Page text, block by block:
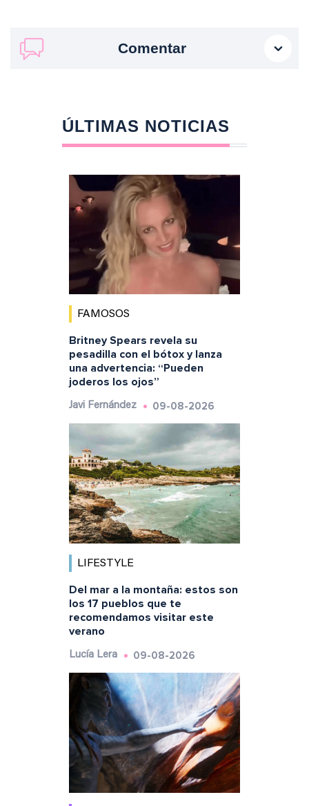
Comentar
ÚLTIMAS NOTICIAS
FAMOSOS
Britney Spears revela su
pesadilla con el bótox y lanza
una advertencia: “Pueden
joderos los ojos”
Javi Fernández 09-08-2026
LIFESTYLE
Del mar a la montaña: estos son
los 17 pueblos que te
recomendamos visitar este
verano
Lucía Lera 09-08-2026